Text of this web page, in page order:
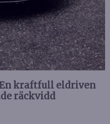
En kraftfull eldriven
räckvidd